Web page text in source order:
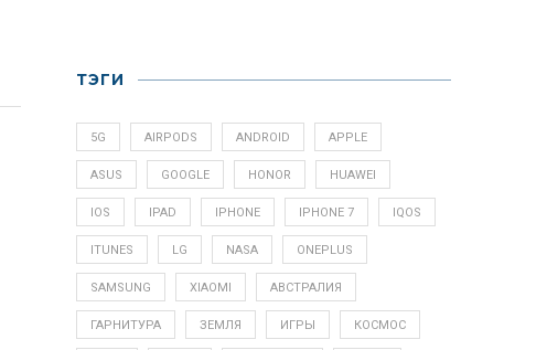
ТЭГИ
5G AIRPODS ANDROID APPLE
ASUS GOOGLE HONOR HUAWEI
IOS IPAD IPHONE IPHONE 7 IQOS
ITUNES LG NASA ONEPLUS
SAMSUNG XIAOMI АВСТРАЛИЯ
ГАРНИТУРА ЗЕМЛЯ ИГРЫ КОСМОС